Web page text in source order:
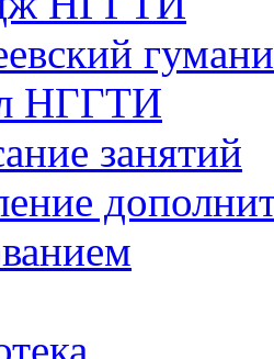
НГГТИ
занятий